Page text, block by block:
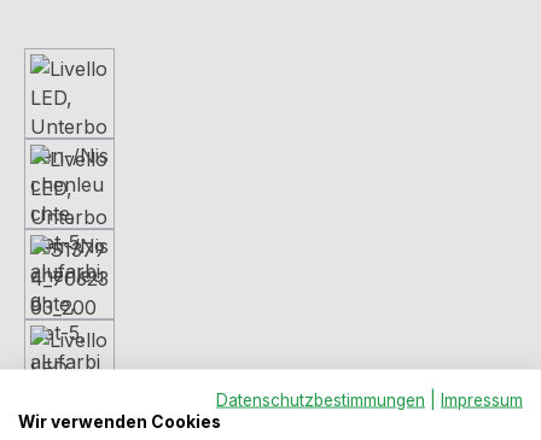
Datenschutzbestimmungen
Impressum
Wir verwenden Cookies